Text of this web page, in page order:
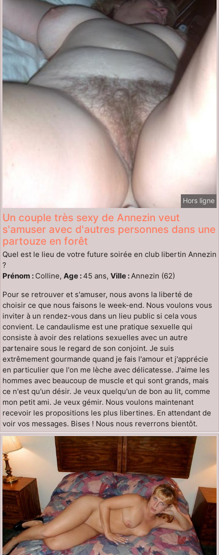
Hors ligne
Un couple très sexy de Annezin veut
s'amuser avec d'autres personnes dans une
partouze en forêt
Quel est le lieu de votre future soirée en club libertin Annezin
?
Prénom : Colline, Age : 45 ans, Ville :Annezin (62)
Pour se retrouver et s'amuser, nous avons la liberté de
choisir ce que nous faisons le week-end. Nous voulons vous
inviter à un rendez-vous dans un lieu public si cela vous
convient. Le candaulisme est une pratique sexuelle qui
consiste à avoir des relations sexuelles avec un autre
partenaire sous le regard de son conjoint. Je suis
extrêmement gourmande quand je fais l'amour et j'apprécie
en particulier que l'on me lèche avec délicatesse. J'aime les
hommes avec beaucoup de muscle et qui sont grands, mais
ce n'est qu'un désir. Je veux quelqu'un de bon au lit, comme
mon petit ami. Je veux gémir. Nous voulons maintenant
recevoir les propositions les plus libertines. En attendant de
voir vos messages. Bises ! Nous nous reverrons bientôt.